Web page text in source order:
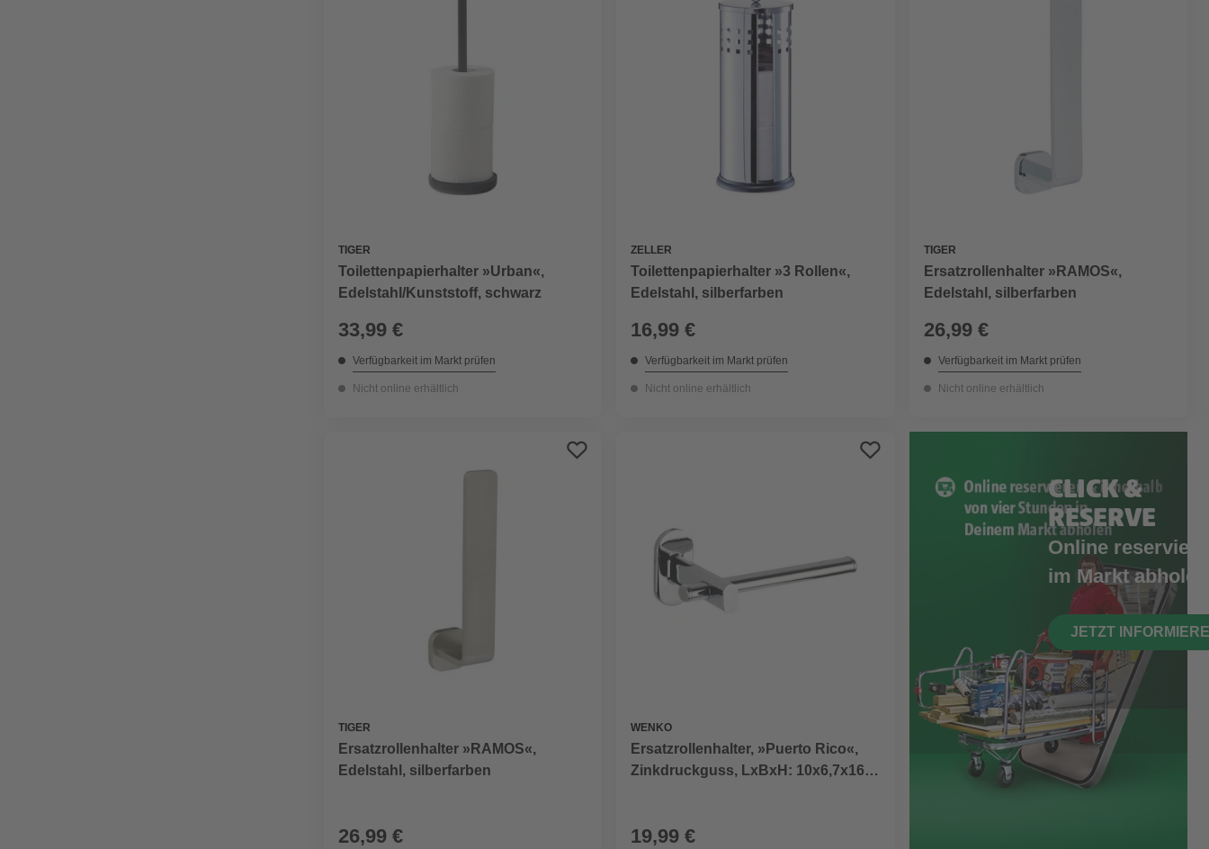
TIGER
Toilettenpapierhalter »Urban«,
Edelstahl/Kunststoff, schwarz
33,99 €
Verfügbarkeit im Markt prüfen
Nicht online erhältlich
ZELLER
Toilettenpapierhalter »3 Rollen«,
Edelstahl, silberfarben
16,99 €
Verfügbarkeit im Markt prüfen
Nicht online erhältlich
TIGER
Ersatzrollenhalter »RAMOS«,
Edelstahl, silberfarben
26,99 €
Verfügbarkeit im Markt prüfen
Nicht online erhältlich
TIGER
Ersatzrollenhalter »RAMOS«,
Edelstahl, silberfarben
26,99 €
WENKO
Ersatzrollenhalter, »Puerto Rico«,
Zinkdruckguss, LxBxH: 10x6,7x16,5
19,99 €
CLICK &
RESERVE
Online
im Markt abholen
JETZT